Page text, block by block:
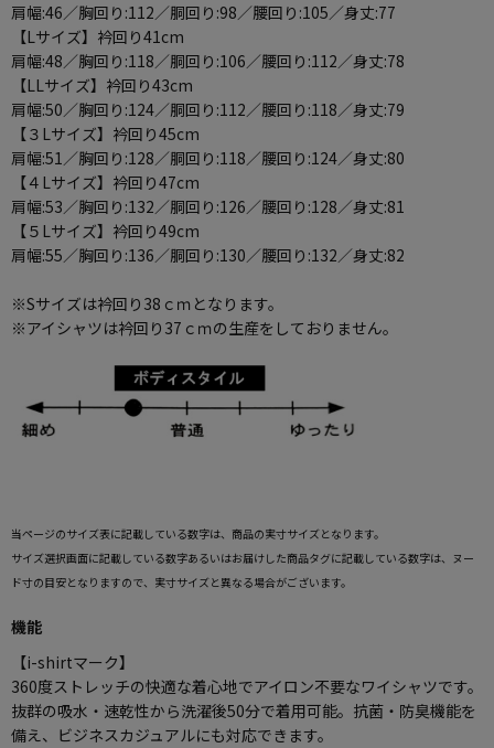
肩幅:46／胸回り:112／胴回り:98／腰回り:105／身丈:77
【Lサイズ】衿回り41cm
肩幅:48／胸回り:118／胴回り:106／腰回り:112／身丈:78
【LLサイズ】衿回り43cm
肩幅:50／胸回り:124／胴回り:112／腰回り:118／身丈:79
【３Lサイズ】衿回り45cm
肩幅:51／胸回り:128／胴回り:118／腰回り:124／身丈:80
【４Lサイズ】衿回り47cm
肩幅:53／胸回り:132／胴回り:126／腰回り:128／身丈:81
【５Lサイズ】衿回り49cm
肩幅:55／胸回り:136／胴回り:130／腰回り:132／身丈:82
※Sサイズは衿回り38ｃｍとなります。
※アイシャツは衿回り37ｃｍの生産をしておりません。
当ページのサイズ表に記載している数字は、商品の実寸サイズとなります。
サイズ選択画面に記載している数字あるいはお届けした商品タグに記載している数字は、ヌー
ド寸の目安となりますので、実寸サイズと異なる場合がございます。
機能
【i-shirtマーク】
360度ストレッチの快適な着心地でアイロン不要なワイシャツです。
抜群の吸水・速乾性から洗濯後50分で着用可能。抗菌・防臭機能を
備え、ビジネスカジュアルにも対応できます。